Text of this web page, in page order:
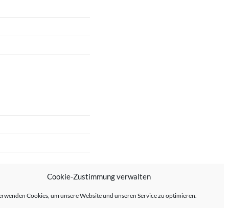
Cookie-Zustimmung verwalten
Cookies, um unsere Website und unseren Service zu optimieren.